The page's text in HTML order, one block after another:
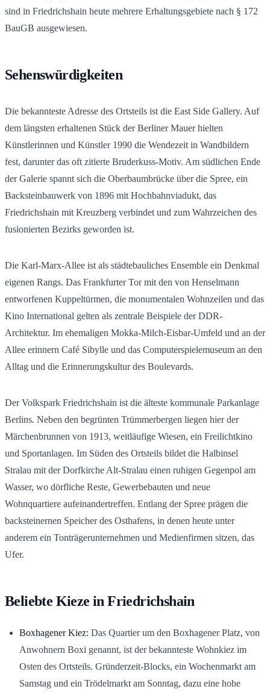
sind in Friedrichshain heute mehrere Erhaltungsgebiete nach § 172
BauGB ausgewiesen.
Sehenswürdigkeiten
Die bekannteste Adresse des Ortsteils ist die East Side Gallery. Auf
dem längsten erhaltenen Stück der Berliner Mauer hielten
Künstlerinnen und Künstler 1990 die Wendezeit in Wandbildern
fest, darunter das oft zitierte Bruderkuss-Motiv. Am südlichen Ende
der Galerie spannt sich die Oberbaumbrücke über die Spree, ein
Backsteinbauwerk von 1896 mit Hochbahnviadukt, das
Friedrichshain mit Kreuzberg verbindet und zum Wahrzeichen des
fusionierten Bezirks geworden ist.
Die Karl-Marx-Allee ist als städtebauliches Ensemble ein Denkmal
eigenen Rangs. Das Frankfurter Tor mit den von Henselmann
entworfenen Kuppeltürmen, die monumentalen Wohnzeilen und das
Kino International gelten als zentrale Beispiele der DDR-
Architektur. Im ehemaligen Mokka-Milch-Eisbar-Umfeld und an der
Allee erinnern Café Sibylle und das Computerspielemuseum an den
Alltag und die Erinnerungskultur des Boulevards.
Der Volkspark Friedrichshain ist die älteste kommunale Parkanlage
Berlins. Neben den begrünten Trümmerbergen liegen hier der
Märchenbrunnen von 1913, weitläufige Wiesen, ein Freilichtkino
und Sportanlagen. Im Süden des Ortsteils bildet die Halbinsel
Stralau mit der Dorfkirche Alt-Stralau einen ruhigen Gegenpol am
Wasser, wo dörfliche Reste, Gewerbebauten und neue
Wohnquartiere aufeinandertreffen. Entlang der Spree prägen die
backsteinernen Speicher des Osthafens, in denen heute unter
anderem ein Tonträgerunternehmen und Medienfirmen sitzen, das
Ufer.
Beliebte Kieze in Friedrichshain
Boxhagener Kiez: Das Quartier um den Boxhagener Platz, von
Anwohnern Boxi genannt, ist der bekannteste Wohnkiez im
Osten des Ortsteils. Gründerzeit-Blocks, ein Wochenmarkt am
Samstag und ein Trödelmarkt am Sonntag, dazu eine hohe